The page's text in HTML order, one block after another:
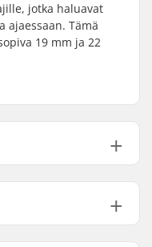
jotka haluavat
ajaessaan. Tämä
19 mm ja 22
Sumo III Guard